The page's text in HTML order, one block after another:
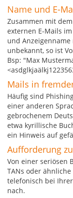
Name und E-
Zusammen mit
externen E-Mails
und
unbekannt, so ist
Bsp: "Max
Mails in
Häufig sind
einer anderen
gebrochenem
etwa kyrillische
ein Hinweis auf
Aufforderung
Von einer seriösen
TANs oder
telefonisch bei
nach.